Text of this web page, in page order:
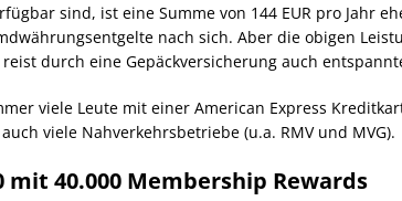
sind, ist eine Summe von 144 EUR pro Jahr
nach sich. Aber die obigen
durch eine Gepäckversicherung auch
viele Leute mit einer American Express
viele Nahverkehrsbetriebe (u.a. RMV und MVG).
mit 40.000 Membership Rewards